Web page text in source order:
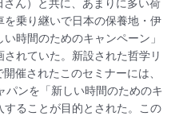
さん）と共に、あまりに多い荷
乗り継いで日本の保養地・伊
時間のためのキャンペーン」
れていた。新設された哲学リ
催されたこのセミナーには、
パンを「新しい時間のためのキ
ることが目的とされた。この